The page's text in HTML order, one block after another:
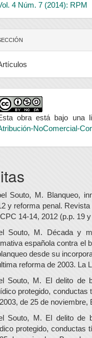
4 Núm. 7 (2014): RPM
obra está bajo una
NoComercial-
Souto, M. Blanqueo,
y reforma penal.
14-14, 2012 (p.p. 19
Souto, M. Década y
española contra el
desde su
reforma de 2003. La
Souto, M. El delito de
protegido, conductas
de 25 de noviembre,
Souto, M. El delito de
protegido, conductas